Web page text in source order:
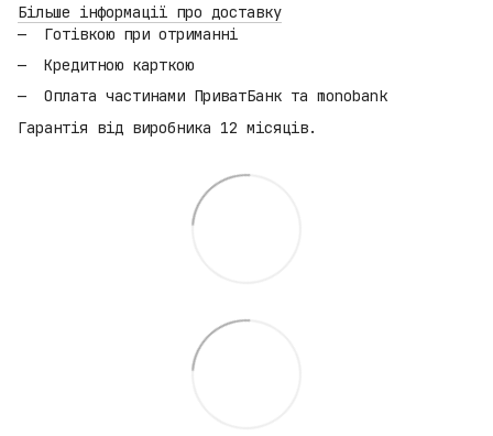
Більше інформації про доставку
Готівкою при отриманні
Кредитною карткою
Оплата частинами ПриватБанк та monobank
Гарантія від виробника 12 місяців.